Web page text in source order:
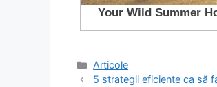
Categorii
Articole
5 strategii eficiente ca să